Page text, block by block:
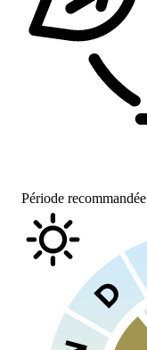
Période recommandée